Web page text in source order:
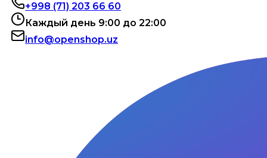
+998 (71) 203 66 60
Каждый день 9:00 до 22:00
info@openshop.uz